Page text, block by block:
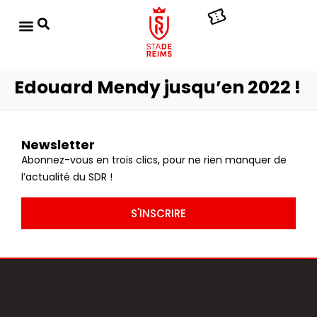
Edouard Mendy jusqu’en 2022 !
Newsletter
Abonnez-vous en trois clics, pour ne rien manquer de
l’actualité du SDR !
S'INSCRIRE